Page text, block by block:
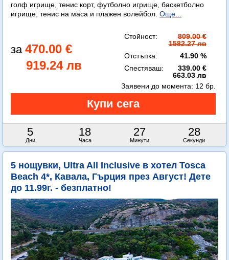
голф игрище, тенис корт, футболно игрище, баскетболно
игрище, тенис на маса и плажен волейбол. Още...
470.00 €
919.24 лв
Стойност:
809.00 €
1582.27 лв
Отстъпка:
41.90 %
Спестяваш:
339.00 €
663.03 лв
5
Дни
18
Часа
27
Минути
26
Секунди
Заявени до момента: 12 бр.
5 нощувки, Ultra All Inclusive в хотел Tosca
Beach 4*, Кавала, Гърция през Август! Дете
до 11.99г. - безплатно!